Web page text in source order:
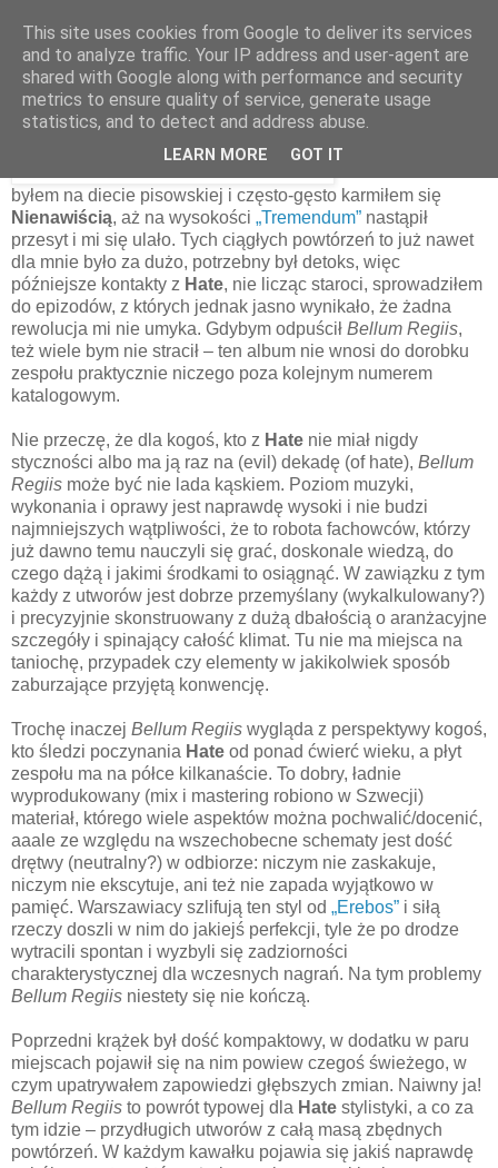
19 listopada 2025
Hate – Bellum Regiis [2025]
Przez długi czas
byłem na diecie pisowskiej i często-gęsto karmiłem się
Nienawiścią, aż na wysokości „Tremendum” nastąpił
przesyt i mi się ulało. Tych ciągłych powtórzeń to już nawet
dla mnie było za dużo, potrzebny był detoks, więc
późniejsze kontakty z Hate, nie licząc staroci, sprowadziłem
do epizodów, z których jednak jasno wynikało, że żadna
rewolucja mi nie umyka. Gdybym odpuścił Bellum Regiis,
też wiele bym nie stracił – ten album nie wnosi do dorobku
zespołu praktycznie niczego poza kolejnym numerem
katalogowym.
Nie przeczę, że dla kogoś, kto z Hate nie miał nigdy
styczności albo ma ją raz na (evil) dekadę (of hate), Bellum
Regiis może być nie lada kąskiem. Poziom muzyki,
wykonania i oprawy jest naprawdę wysoki i nie budzi
najmniejszych wątpliwości, że to robota fachowców, którzy
już dawno temu nauczyli się grać, doskonale wiedzą, do
czego dążą i jakimi środkami to osiągnąć. W zawiązku z tym
każdy z utworów jest dobrze przemyślany (wykalkulowany?)
i precyzyjnie skonstruowany z dużą dbałością o aranżacyjne
szczegóły i spinający całość klimat. Tu nie ma miejsca na
taniochę, przypadek czy elementy w jakikolwiek sposób
zaburzające przyjętą konwencję.
Trochę inaczej Bellum Regiis wygląda z perspektywy kogoś,
kto śledzi poczynania Hate od ponad ćwierć wieku, a płyt
zespołu ma na półce kilkanaście. To dobry, ładnie
wyprodukowany (mix i mastering robiono w Szwecji)
materiał, którego wiele aspektów można pochwalić/docenić,
aaale ze względu na wszechobecne schematy jest dość
drętwy (neutralny?) w odbiorze: niczym nie zaskakuje,
niczym nie ekscytuje, ani też nie zapada wyjątkowo w
pamięć. Warszawiacy szlifują ten styl od „Erebos” i siłą
rzeczy doszli w nim do jakiejś perfekcji, tyle że po drodze
wytracili spontan i wyzbyli się zadziorności
charakterystycznej dla wczesnych nagrań. Na tym problemy
Bellum Regiis niestety się nie kończą.
Poprzedni krążek był dość kompaktowy, w dodatku w paru
miejscach pojawił się na nim powiew czegoś świeżego, w
czym upatrywałem zapowiedzi głębszych zmian. Naiwny ja!
Bellum Regiis to powrót typowej dla Hate stylistyki, a co za
tym idzie – przydługich utworów z całą masą zbędnych
powtórzeń. W każdym kawałku pojawia się jakiś naprawdę
This site uses cookies from Google to deliver its services
and to analyze traffic. Your IP address and user-agent are
shared with Google along with performance and security
metrics to ensure quality of service, generate usage
statistics, and to detect and address abuse.
LEARN MORE GOT IT